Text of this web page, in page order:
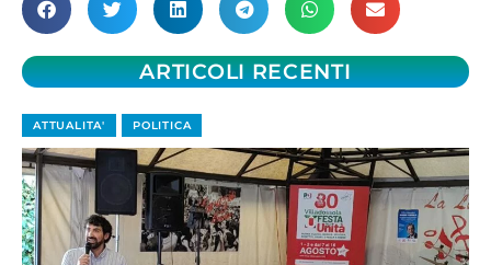
ARTICOLI RECENTI
ATTUALITA' POLITICA